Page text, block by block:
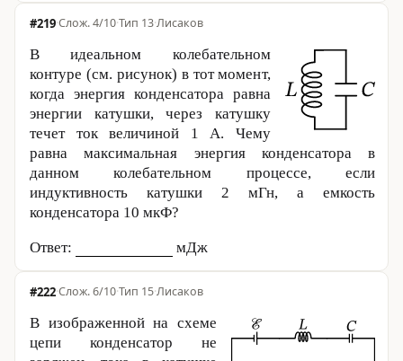
#219· 4/10·Тип 13·Лисаков
В идеальном колебательном
контуре (см. рисунок) в тот момент,
когда энергия конденсатора равна
энергии катушки, через катушку
течет ток величиной 1 А. Чему
равна максимальная энергия конденсатора в
данном колебательном процессе, если
индуктивность катушки 2 мГн, а емкость
конденсатора 10 мкФ?
Ответ: мДж
#222· 6/10·Тип 15·Лисаков
В изображенной на схеме
цепи конденсатор не